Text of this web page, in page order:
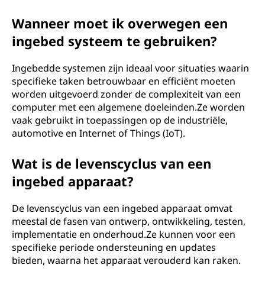
Wanneer moet ik overwegen een
ingebed systeem te gebruiken?
Ingebedde systemen zijn ideaal voor situaties waarin
specifieke taken betrouwbaar en efficiënt moeten
worden uitgevoerd zonder de complexiteit van een
computer met een algemene doeleinden.Ze worden
vaak gebruikt in toepassingen op de industriële,
automotive en Internet of Things (IoT).
Wat is de levenscyclus van een
ingebed apparaat?
De levenscyclus van een ingebed apparaat omvat
meestal de fasen van ontwerp, ontwikkeling, testen,
implementatie en onderhoud.Ze kunnen voor een
specifieke periode ondersteuning en updates
bieden, waarna het apparaat verouderd kan raken.